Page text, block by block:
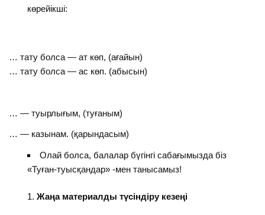
көрейікші:
… тату болса — ат көп, (ағайын)
… тату болса — ас көп. (абысын)
… — туырлығым, (туғаным)
… — казынам. (қарындасым)
Олай болса, балалар бүгінгі сабағымызда біз
«Туған-туысқандар» -мен танысамыз!
Жаңа материалды түсіндіру кезеңі